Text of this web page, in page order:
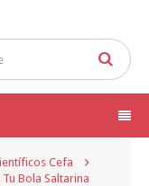
Cefa
Bola Saltarina